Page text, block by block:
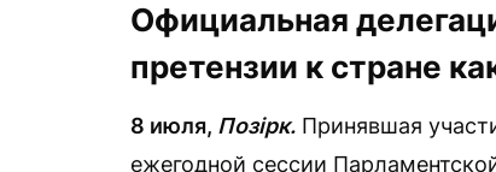
Официальная
претензии к стране
8 июля, Позірк. Принявшая
ежегодной сессии